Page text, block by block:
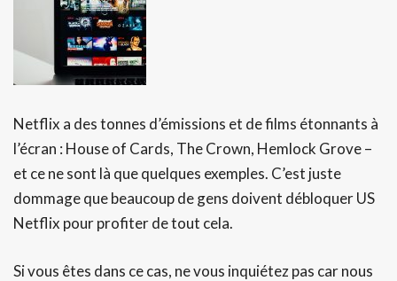
Netflix a des tonnes d’émissions et de films étonnants à
l’écran : House of Cards, The Crown, Hemlock Grove –
et ce ne sont là que quelques exemples. C’est juste
dommage que beaucoup de gens doivent débloquer US
Netflix pour profiter de tout cela.
Si vous êtes dans ce cas, ne vous inquiétez pas car nous